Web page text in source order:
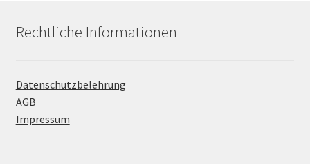
Rechtliche Informationen
Datenschutzbelehrung
AGB
Impressum